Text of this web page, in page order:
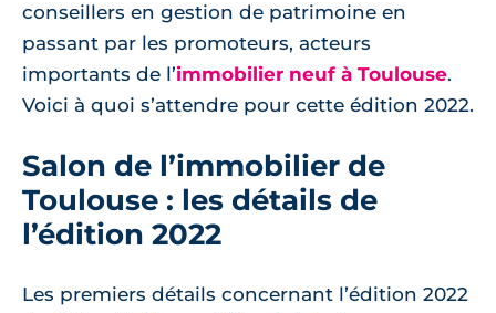
conseillers en gestion de patrimoine en
passant par les promoteurs, acteurs
importants de l’immobilier neuf à Toulouse.
Voici à quoi s’attendre pour cette édition 2022.
Salon de l’immobilier de
Toulouse : les détails de
l’édition 2022
Les premiers détails concernant l’édition 2022